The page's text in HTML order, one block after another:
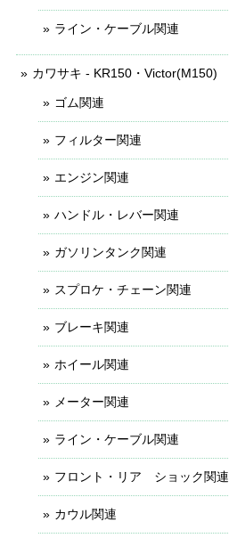
ライン・ケーブル関連
カワサキ - KR150・Victor(M150)
ゴム関連
フィルター関連
エンジン関連
ハンドル・レバー関連
ガソリンタンク関連
スプロケ・チェーン関連
ブレーキ関連
ホイール関連
メーター関連
ライン・ケーブル関連
フロント・リア ショック関連
カウル関連